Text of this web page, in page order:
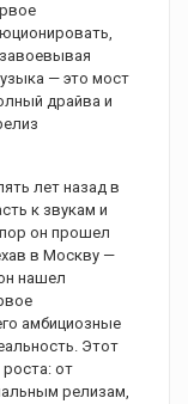
— это мост
драйва и
лет назад в
к звукам и
он прошел
в Москву —
нашел
амбициозные
Этот
от
релизам,